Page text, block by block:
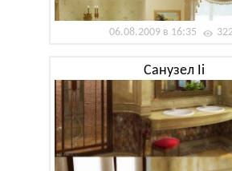
06.08.2009 в 16:35
Санузел Ii